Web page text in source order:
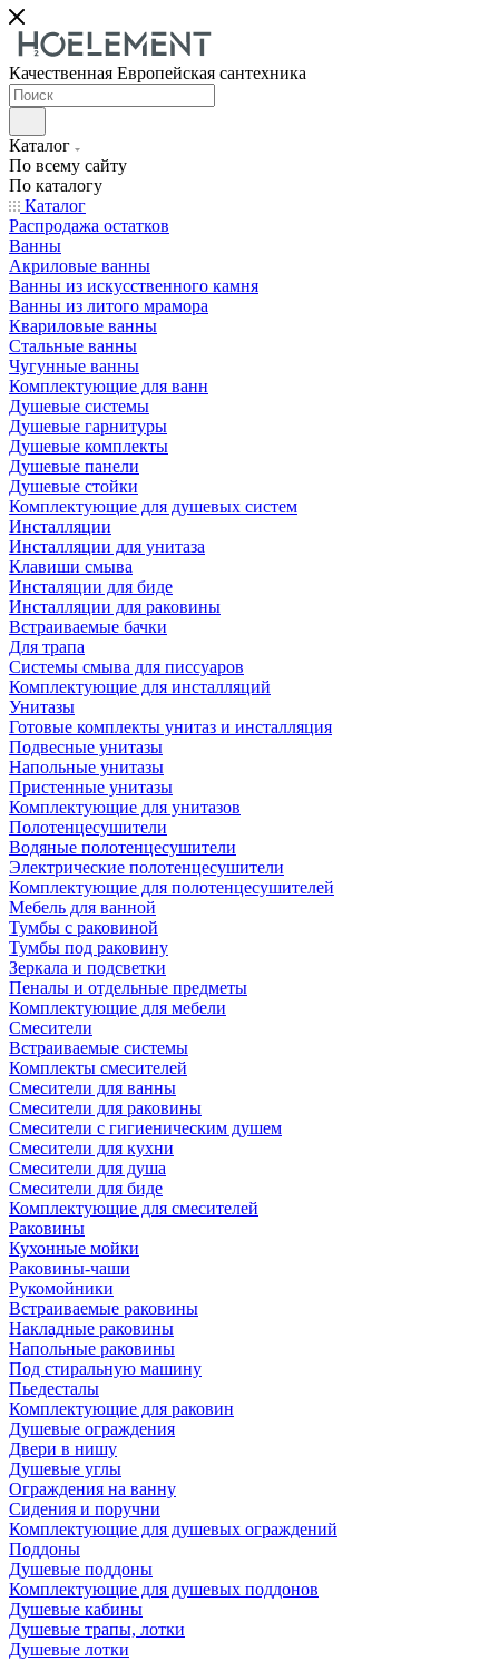
Качественная Европейская сантехника
Каталог
По всему сайту
По каталогу
Каталог
Распродажа остатков
Ванны
Акриловые ванны
Ванны из искусственного камня
Ванны из литого мрамора
Квариловые ванны
Стальные ванны
Чугунные ванны
Комплектующие для ванн
Душевые системы
Душевые гарнитуры
Душевые комплекты
Душевые панели
Душевые стойки
Комплектующие для душевых систем
Инсталляции
Инсталляции для унитаза
Клавиши смыва
Инсталяции для биде
Инсталляции для раковины
Встраиваемые бачки
Для трапа
Системы смыва для писсуаров
Комплектующие для инсталляций
Унитазы
Готовые комплекты унитаз и инсталляция
Подвесные унитазы
Напольные унитазы
Пристенные унитазы
Комплектующие для унитазов
Полотенцесушители
Водяные полотенцесушители
Электрические полотенцесушители
Комплектующие для полотенцесушителей
Мебель для ванной
Тумбы с раковиной
Тумбы под раковину
Зеркала и подсветки
Пеналы и отдельные предметы
Комплектующие для мебели
Смесители
Встраиваемые системы
Комплекты смесителей
Смесители для ванны
Смесители для раковины
Смесители с гигиеническим душем
Смесители для кухни
Смесители для душа
Смесители для биде
Комплектующие для смесителей
Раковины
Кухонные мойки
Раковины-чаши
Рукомойники
Встраиваемые раковины
Накладные раковины
Напольные раковины
Под стиральную машину
Пьедесталы
Комплектующие для раковин
Душевые ограждения
Двери в нишу
Душевые углы
Ограждения на ванну
Сидения и поручни
Комплектующие для душевых ограждений
Поддоны
Душевые поддоны
Комплектующие для душевых поддонов
Душевые кабины
Душевые трапы, лотки
Душевые лотки